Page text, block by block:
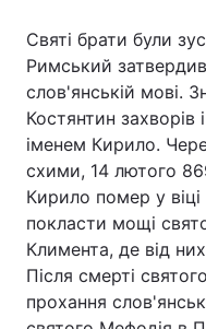
Святі брати були
Римський
слов'янській мові.
Костянтин
іменем Кирило.
схими, 14 лютого
Кирило помер у
покласти мощі
Климента, де від
Після смерті
прохання